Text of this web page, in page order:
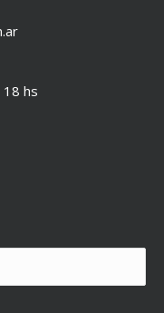
18 hs